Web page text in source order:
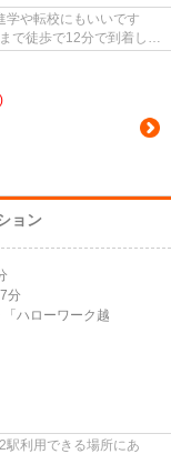
学や転校にもいいです
で徒歩で12分で到着しま
ョン
分
「ハローワーク越
駅利用できる場所にあ